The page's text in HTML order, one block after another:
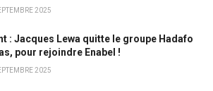
2025
: Jacques Lewa quitte le groupe Hadafo
pour rejoindre Enabel !
2025